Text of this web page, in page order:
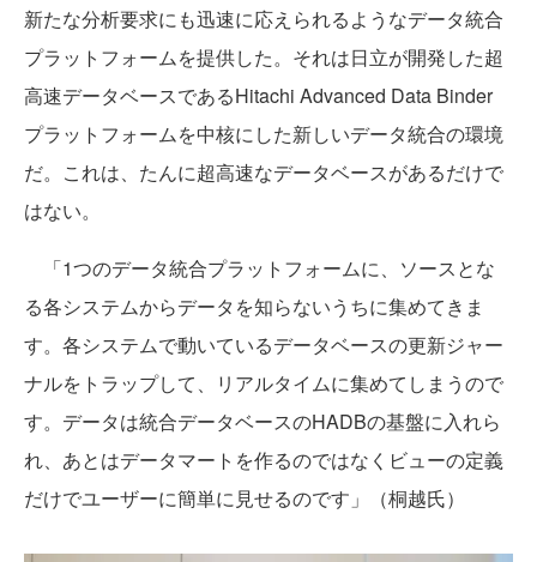
新たな分析要求にも迅速に応えられるようなデータ統合
プラットフォームを提供した。それは日立が開発した超
高速データベースであるHitachi Advanced Data Binder
プラットフォームを中核にした新しいデータ統合の環境
だ。これは、たんに超高速なデータベースがあるだけで
はない。
「1つのデータ統合プラットフォームに、ソースとな
る各システムからデータを知らないうちに集めてきま
す。各システムで動いているデータベースの更新ジャー
ナルをトラップして、リアルタイムに集めてしまうので
す。データは統合データベースのHADBの基盤に入れら
れ、あとはデータマートを作るのではなくビューの定義
だけでユーザーに簡単に見せるのです」（桐越氏）